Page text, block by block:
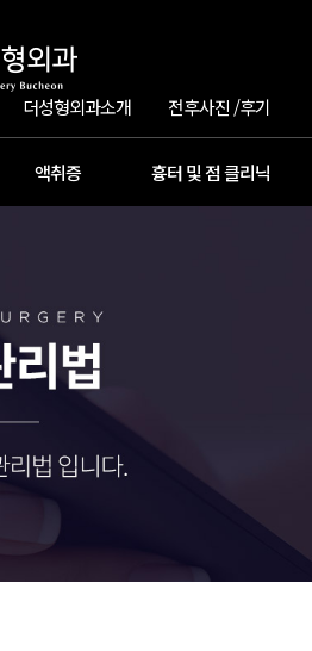
더성형외과소개 전후사진 /후기
액취증 흉터 및 점 클리닉